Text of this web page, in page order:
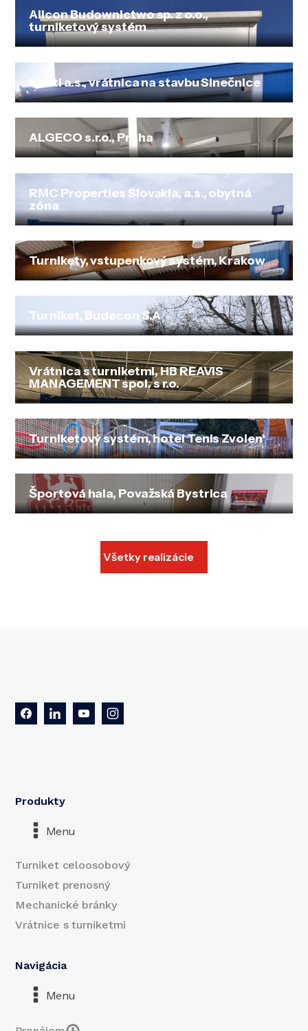
Allcon Budownictwo sp. z o.o.,
turniketový systém
Konti a.s., vrátnica na stavbu Slnečnice
ALGECO s.r.o., Praha
RMC Properties Slovakia, a.s., obytná
zóna
Turnikety, vstupenkový systém, Krakow
Turniket, Budecon S.A
Vrátnica s turniketmi, HB REAVIS
MANAGEMENT spol. s r.o.
Turniketový systém, hotel Tenis Zvolen
Športová hala, Považská Bystrica
Všetky realizácie
Produkty
Menu
Turniket celoosobový
Turniket prenosný
Mechanické bránky
Vrátnice s turniketmi
Navigácia
Menu